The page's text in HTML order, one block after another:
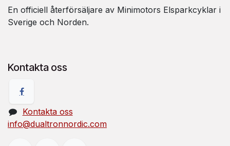
En officiell återförsäljare av Minimotors Elsparkcyklar i
Sverige och Norden.
Kontakta oss
Kontakta oss
info@dualtronnordic.com